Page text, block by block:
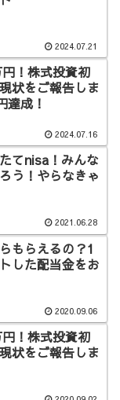
2024.07.21
！株式投資初
状をご報告しま
達成！
2024.07.16
てnisa！みんな
う！やらなきゃ
2021.06.28
もらえるの？1
した配当金をお
2020.09.06
！株式投資初
状をご報告しま